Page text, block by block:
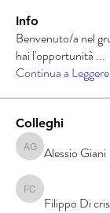
Info
Benvenuto/a nel
hai l'opportunità ...
Continua a Leggere
Colleghi
Alessio Giani
Alessio Giani
Filippo Di cristo
Filippo Di